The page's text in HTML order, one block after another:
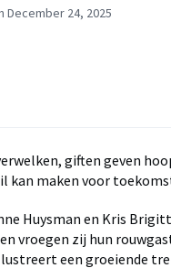
December 24, 2025
giften geven
kan maken voor
Huysman en Kris
vroegen zij hun
een groeiende